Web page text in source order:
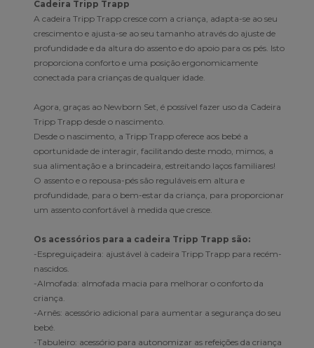
Cadeira Tripp Trapp
A cadeira Tripp Trapp cresce com a criança, adapta-se ao seu
crescimento e ajusta-se ao seu tamanho através do ajuste de
profundidade e da altura do assento e do apoio para os pés. Isto
proporciona conforto e uma posição ergonomicamente
conectada para crianças de qualquer idade.
Agora, graças ao Newborn Set, é possível fazer uso da Cadeira
Tripp Trapp desde o nascimento.
Desde o nascimento, a Tripp Trapp oferece aos bebé a
oportunidade de interagir, facilitando deste modo, mimos, a
sua alimentação e a brincadeira, estreitando laços familiares!
O assento e o repousa-pés são reguláveis em altura e
profundidade, para o bem-estar da criança, para proporcionar
um assento confortável à medida que cresce.
Os acessórios para a cadeira Tripp Trapp são:
-Espreguiçadeira: ajustável à cadeira Tripp Trapp para recém-
nascidos.
-Almofada: almofada macia para melhorar o conforto da
criança.
-Arnês: acessório adicional para aumentar a segurança do seu
bebé.
-Tabuleiro: acessório para autonomizar as refeições da criança